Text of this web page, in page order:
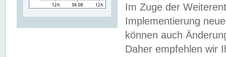
Im Zuge der
Implementierung
können auch
Daher empfehlen wir